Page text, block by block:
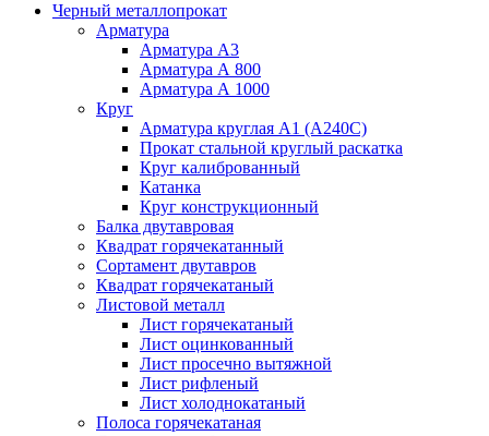
Черный металлопрокат
Арматура
Арматура А3
Арматура А 800
Арматура А 1000
Круг
Арматура круглая А1 (А240C)
Прокат стальной круглый раскатка
Круг калиброванный
Катанка
Круг конструкционный
Балка двутавровая
Квадрат горячекатанный
Сортамент двутавров
Квадрат горячекатаный
Листовой металл
Лист горячекатаный
Лист оцинкованный
Лист просечно вытяжной
Лист рифленый
Лист холоднокатаный
Полоса горячекатаная